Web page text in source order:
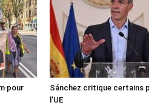
pour
Sánchez critique certains
l’UE